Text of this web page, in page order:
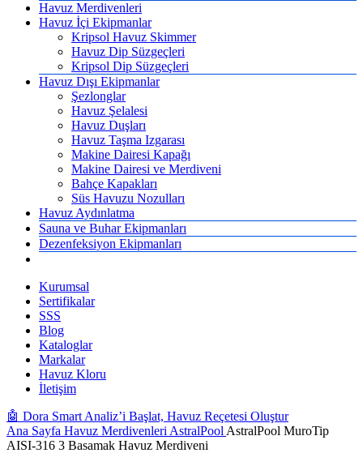
Havuz Merdivenleri
Havuz İçi Ekipmanlar
Kripsol Havuz Skimmer
Havuz Dip Süzgeçleri
Kripsol Dip Süzgeçleri
Havuz Dışı Ekipmanlar
Şezlonglar
Havuz Şelalesi
Havuz Duşları
Havuz Taşma Izgarası
Makine Dairesi Kapağı
Makine Dairesi ve Merdiveni
Bahçe Kapakları
Süs Havuzu Nozulları
Havuz Aydınlatma
Sauna ve Buhar Ekipmanları
Dezenfeksiyon Ekipmanları
Kurumsal
Sertifikalar
SSS
Blog
Kataloglar
Markalar
Havuz Kloru
İletişim
🤖 Dora Smart Analiz’i Başlat, Havuz Reçetesi Oluştur
Ana Sayfa Havuz Merdivenleri AstralPool AstralPool MuroTip
AISI-316 3 Basamak Havuz Merdiveni